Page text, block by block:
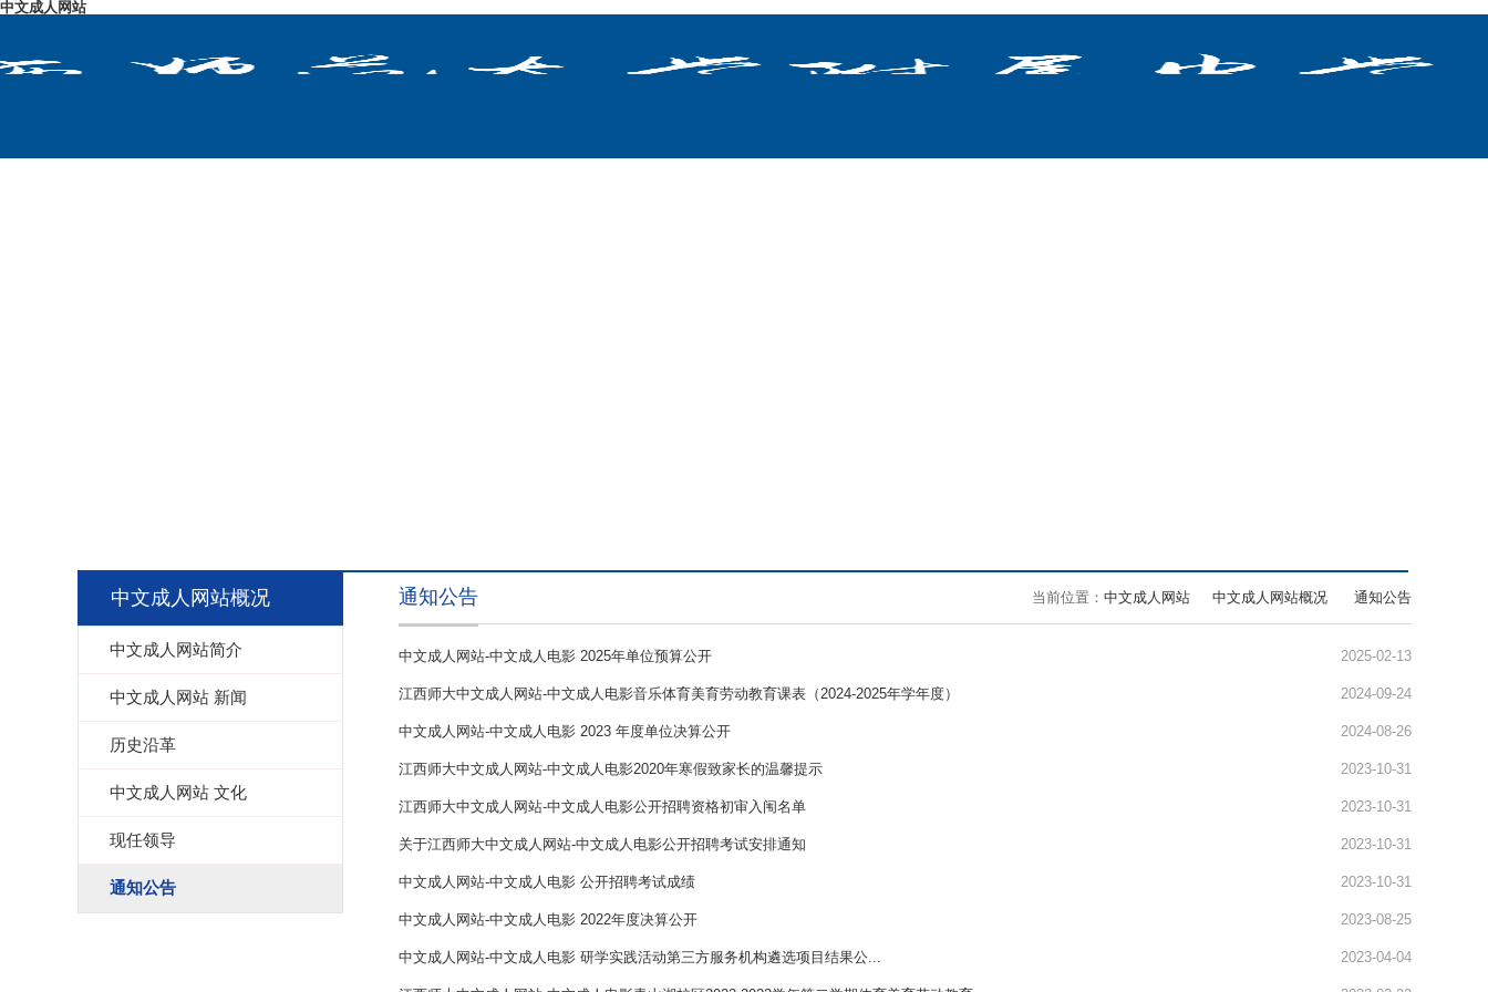
中文成人网站
中文成人网站概况
中文成人网站简介
中文成人网站 新闻
历史沿革
中文成人网站 文化
现任领导
通知公告
当前位置： 中文成人网站 中文成人网站概况 通知公告
通知公告
中文成人网站-中文成人电影 2025年单位预算公开 2025-02-13
江西师大中文成人网站-中文成人电影音乐体育美育劳动教育课表（2024-2025年学年度） 2024-09-24
中文成人网站-中文成人电影 2023 年度单位决算公开 2024-08-26
江西师大中文成人网站-中文成人电影2020年寒假致家长的温馨提示 2023-10-31
江西师大中文成人网站-中文成人电影公开招聘资格初审入闱名单 2023-10-31
关于江西师大中文成人网站-中文成人电影公开招聘考试安排通知 2023-10-31
中文成人网站-中文成人电影 公开招聘考试成绩 2023-10-31
中文成人网站-中文成人电影 2022年度决算公开 2023-08-25
中文成人网站-中文成人电影 研学实践活动第三方服务机构遴选项目结果公... 2023-04-04